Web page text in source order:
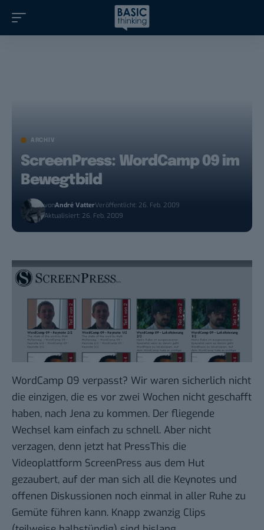
ARCHIV
ScreenPress: WordCamp 09 im
Bewegtbild
vonAndré VatterVeröffentlicht: 26. Feb. 2009
Aktualisiert: 26. Feb. 2009
WordCamp 09 verpasst? Wir waren sicherlich nicht
die einzigen, die es vor zwei Wochen nicht geschafft
haben, nach Jena zu kommen. Der fliegende
Wechsel kam einfach zu schnell. Aber nicht
verzagen, denn jetzt hat PressThis die
Videoplattform ScreenPress aus dem Hut
gezaubert, auf der man sich all die Keynotes und
offenen Diskussionen noch einmal in aller Ruhe zu
Gemüte führen kann. Knapp zwanzig Clips